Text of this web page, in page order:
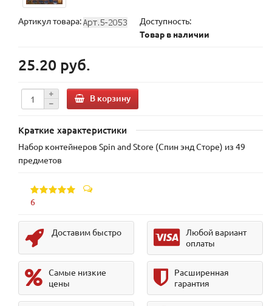
Артикул товара:
Доступность:
Товар в наличии
25.20 руб.
В корзину
Краткие характеристики
Набор контейнеров Spin and Store (Спин энд Сторе) из 49
предметов
6
Доставим быстро
Любой вариант
оплаты
Самые низкие
цены
Расширенная
гарантия